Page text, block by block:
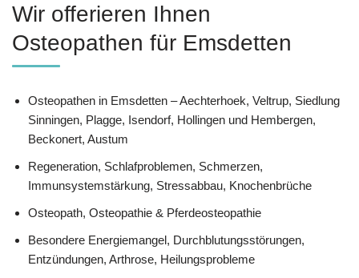
Wir offerieren Ihnen
Osteopathen für Emsdetten
Osteopathen in Emsdetten – Aechterhoek, Veltrup, Siedlung
Sinningen, Plagge, Isendorf, Hollingen und Hembergen,
Beckonert, Austum
Regeneration, Schlafproblemen, Schmerzen,
Immunsystemstärkung, Stressabbau, Knochenbrüche
Osteopath, Osteopathie & Pferdeosteopathie
Besondere Energiemangel, Durchblutungsstörungen,
Entzündungen, Arthrose, Heilungsprobleme